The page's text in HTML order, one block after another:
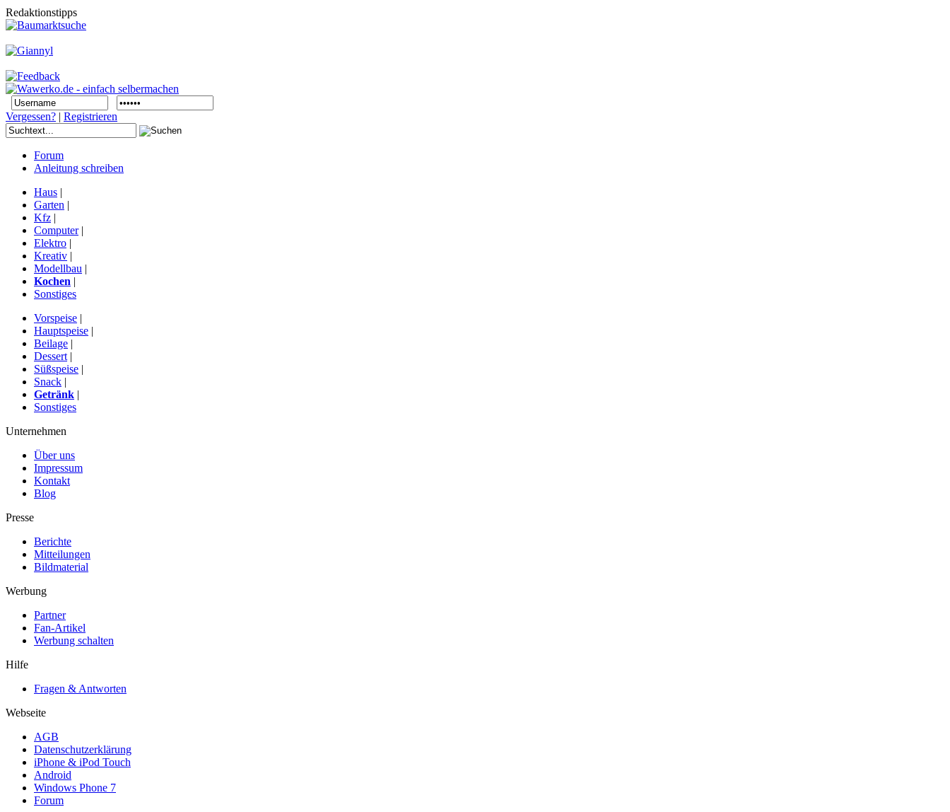
Redaktionstipps
Vergessen? | Registrieren
Forum
Anleitung schreiben
Haus |
Garten |
Kfz |
Computer|
Elektro |
Kreativ |
Modellbau |
Kochen |
Sonstiges
Vorspeise |
Hauptspeise |
Beilage |
Dessert |
Süßspeise |
Snack |
Getränk |
Sonstiges
Unternehmen
Über uns
Impressum
Kontakt
Blog
Presse
Berichte
Mitteilungen
Bildmaterial
Werbung
Partner
Fan-Artikel
Werbung schalten
Hilfe
Fragen & Antworten
Webseite
AGB
Datenschutzerklärung
iPhone & iPod Touch
Android
Windows Phone 7
Forum